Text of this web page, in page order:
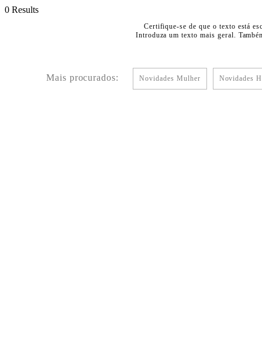
0 Results
Certifique-se de que o texto está
Introduza um texto mais geral.
Mais procurados: Novidades Mulher Novidades